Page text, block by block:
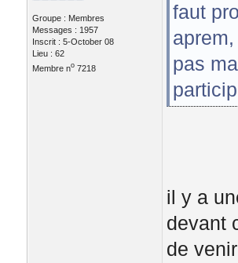
Groupe : Membres
Messages : 1957
Inscrit : 5-October 08
Lieu : 62
Membre no7218
faut
pas
il y a
devant
de